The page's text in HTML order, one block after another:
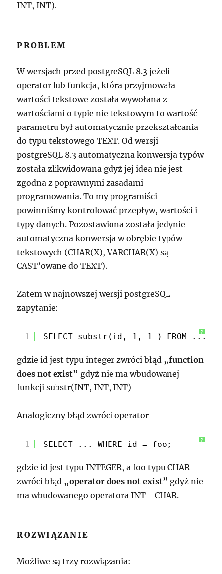
INT, INT).
PROBLEM
W wersjach przed postgreSQL 8.3 jeżeli
operator lub funkcja, która przyjmowała
wartości tekstowe została wywołana z
wartościami o typie nie tekstowym to wartość
parametru był automatycznie przekształcania
do typu tekstowego TEXT. Od wersji
postgreSQL 8.3 automatyczna konwersja typów
została zlikwidowana gdyż jej idea nie jest
zgodna z poprawnymi zasadami
programowania. To my programiści
powinniśmy kontrolować przepływ, wartości i
typy danych. Pozostawiona została jedynie
automatyczna konwersja w obrębie typów
tekstowych (CHAR(X), VARCHAR(X) są
CAST’owane do TEXT).
Zatem w najnowszej wersji postgreSQL
zapytanie:
?
1 SELECT substr(id, 1, 1 ) FROM ...;
gdzie id jest typu integer zwróci błąd „function
does not exist” gdyż nie ma wbudowanej
funkcji substr(INT, INT, INT)
Analogiczny błąd zwróci operator =
?
1 SELECT ... WHERE id = foo;
gdzie id jest typu INTEGER, a foo typu CHAR
zwróci błąd „operator does not exist” gdyż nie
ma wbudowanego operatora INT = CHAR.
ROZWIĄZANIE
Możliwe są trzy rozwiązania: